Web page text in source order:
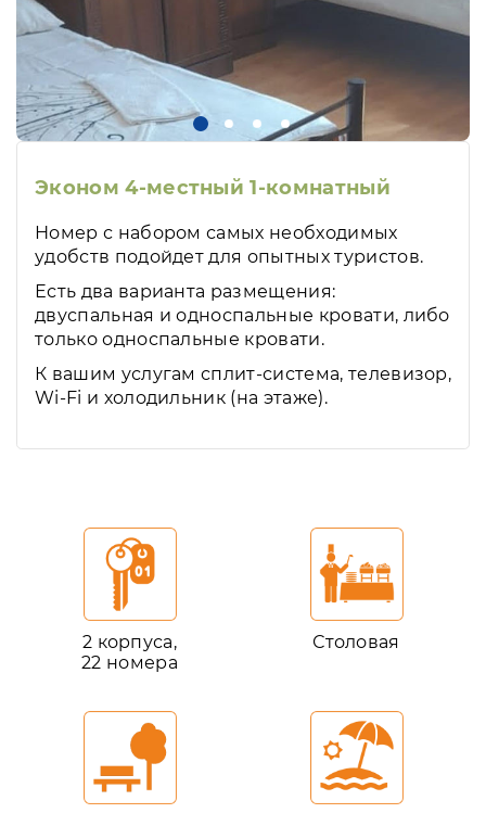
Эконом 4-местный 1-комнатный
Номер с набором самых необходимых
удобств подойдет для опытных туристов.
Есть два варианта размещения:
двуспальная и односпальные кровати, либо
только односпальные кровати.
К вашим услугам сплит-система, телевизор,
Wi-Fi и холодильник (на этаже).
2 корпуса,
22 номера
Столовая